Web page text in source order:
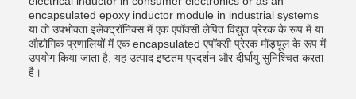
encapsulated epoxy inductor module in industrial systems
या तो उपभोक्ता इलेक्ट्रॉनिक्स में एक एपॉक्सी लेपित विद्युत प्रेरक के रूप में या
औद्योगिक प्रणालियों में एक encapsulated एपॉक्सी प्रेरक मॉड्यूल के रूप में
उपयोग किया जाता है, यह उत्पाद इष्टतम प्रदर्शन और दीर्घायु सुनिश्चित करता
है।